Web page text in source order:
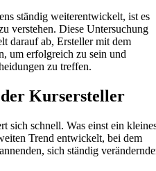
ständig weiterentwickelt, ist es
verstehen. Diese Untersuchung
darauf ab, Ersteller mit dem
um erfolgreich zu sein und
zu treffen.
Kursersteller
sich schnell. Was einst ein
Trend entwickelt, bei dem
sich ständig